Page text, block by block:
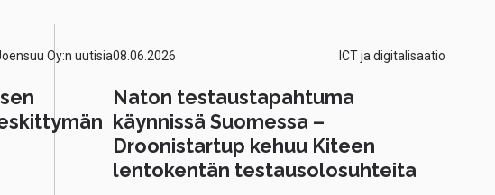
Oy:n uutisia08.06.2026 ICT ja digitalisaatio
Naton testaustapahtuma
käynnissä Suomessa –
Droonistartup kehuu Kiteen
lentokentän testausolosuhteita